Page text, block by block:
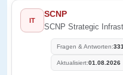
IT
SCNP
SCNP Strategic
Fragen & Antworten:331
Aktualisiert:01.08.2026